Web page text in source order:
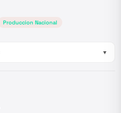
Produccion Nacional
▼